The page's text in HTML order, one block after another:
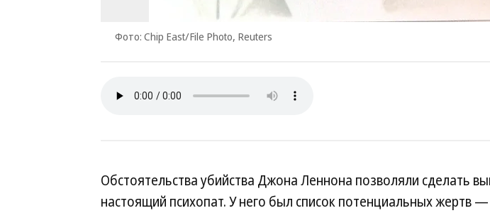
Фото: Chip East/File Photo, Reuters
Обстоятельства убийства Джона Леннона позволяли сделать
настоящий психопат. У него был список потенциальных жертв